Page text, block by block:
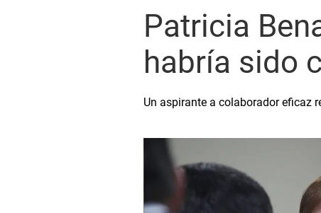
Patricia
habría sido
Un aspirante a colaborador eficaz